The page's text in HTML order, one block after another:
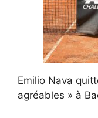
Emilio Nava
agréables » à